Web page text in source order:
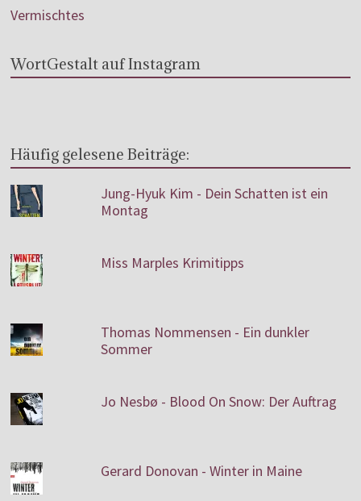
Vermischtes
WortGestalt auf Instagram
Häufig gelesene Beiträge:
Jung-Hyuk Kim - Dein Schatten ist ein
Montag
Miss Marples Krimitipps
Thomas Nommensen - Ein dunkler
Sommer
Jo Nesbø - Blood On Snow: Der Auftrag
Gerard Donovan - Winter in Maine